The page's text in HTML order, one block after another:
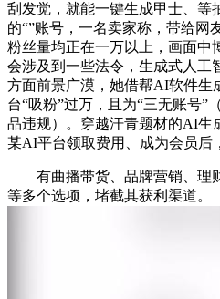
刮发觉，就能一键生成甲士、等
的“”账号，一名卖家称，带给网
粉丝量均正在一万以上，画面中
会涉及到一些法令，生成式人工
方面前景广漠，她借帮AI软件生
台“吸粉”过万，且为“三无账号”
品违规）。穿越汗青题材的AI生
某AI平台领取费用、成为会员后
有曲播带货、品牌营销、理
等多个选项，堵截其获利渠道。